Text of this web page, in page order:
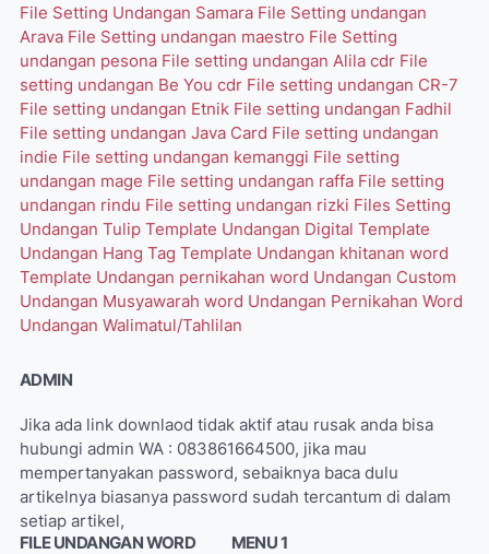
File Setting Undangan Samara File Setting undangan
Arava File Setting undangan maestro File Setting
undangan pesona File setting undangan Alila cdr File
setting undangan Be You cdr File setting undangan CR-7
File setting undangan Etnik File setting undangan Fadhil
File setting undangan Java Card File setting undangan
indie File setting undangan kemanggi File setting
undangan mage File setting undangan raffa File setting
undangan rindu File setting undangan rizki Files Setting
Undangan Tulip Template Undangan Digital Template
Undangan Hang Tag Template Undangan khitanan word
Template Undangan pernikahan word Undangan Custom
Undangan Musyawarah word Undangan Pernikahan Word
Undangan Walimatul/Tahlilan
ADMIN
Jika ada link downlaod tidak aktif atau rusak anda bisa
hubungi admin WA : 083861664500, jika mau
mempertanyakan password, sebaiknya baca dulu
artikelnya biasanya password sudah tercantum di dalam
setiap artikel,
FILE UNDANGAN WORD
MENU 1